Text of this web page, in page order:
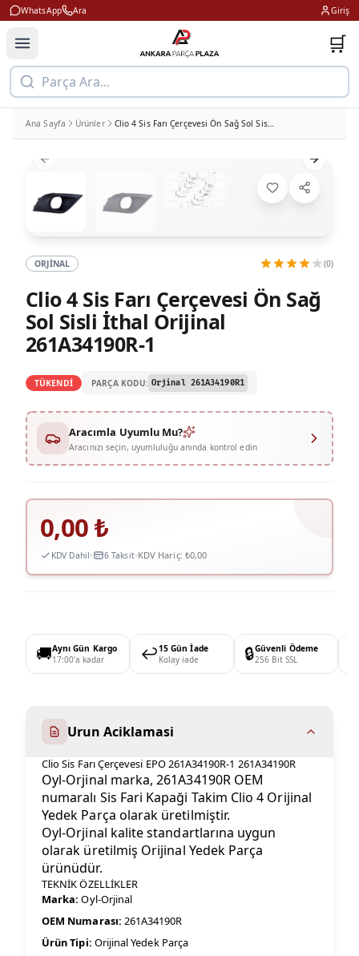
WhatsApp Ara Giriş
🛒
Parça Ara...
Ana Sayfa Ürünler Clio 4 Sis Farı Çerçevesi Ön Sağ Sol Sisli İthal Orijinal 261A34190R-1
Previous slide Next
ORJINAL (0)
Clio 4 Sis Farı Çerçevesi Ön Sağ
Sol Sisli İthal Orijinal
261A34190R-1
TÜKENDİ PARÇA KODU: Orjinal 261A34190R1
Aracımla Uyumlu Mu?
Aracınızı seçin, uyumluluğu anında kontrol edin
0,00₺
KDV Dahil 6 Taksit KDV Hariç: ₺0,00
🚚Aynı Gün Kargo
17:00'a kadar
↩️15 Gün İade
Kolay iade
🔒Güvenli Ödeme
256 Bit SSL
Urun Aciklamasi
Clio Sis Farı Çerçevesi EPO 261A34190R-1 261A34190R
Oyl-Orjinal marka, 261A34190R OEM
numaralı Sis Fari Kapaği Takim Clio 4 Orijinal
Yedek Parça olarak üretilmiştir.
Oyl-Orjinal kalite standartlarına uygun
olarak üretilmiş Orijinal Yedek Parça
ürünüdür.
TEKNİK ÖZELLİKLER
Marka: Oyl-Orjinal
OEM Numarası: 261A34190R
Ürün Tipi: Orijinal Yedek Parça